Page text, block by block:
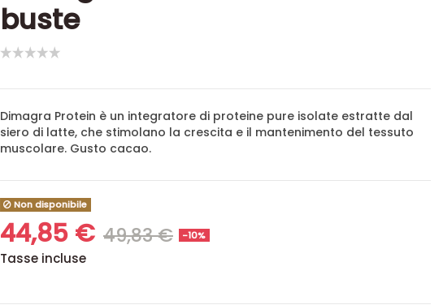
buste
Dimagra Protein è un integratore di proteine pure isolate estratte dal
siero di latte, che stimolano la crescita e il mantenimento del tessuto
muscolare. Gusto cacao.
Non disponibile
44,85 € 49,83 € -10%
Tasse incluse